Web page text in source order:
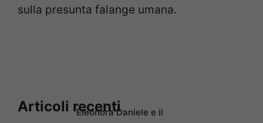
sulla presunta falange umana.
Articoli recentiEleonora Daniele e il